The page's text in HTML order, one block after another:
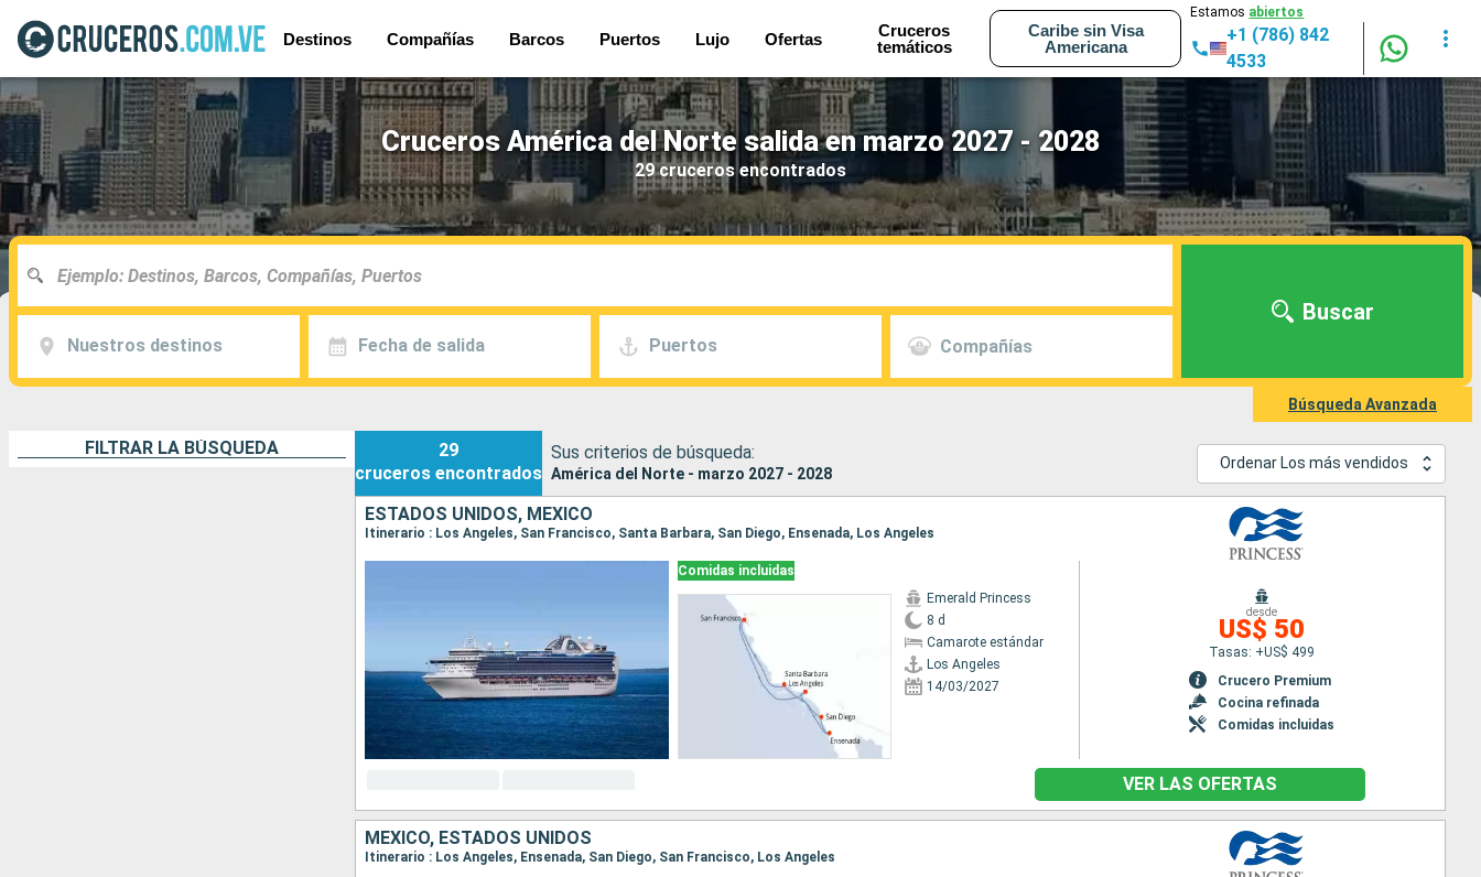
Destinos Compañías Barcos Puertos Lujo Ofertas
Cruceros
temáticos
Caribe sin Visa
Americana
Estamos abiertos
+1 (786) 842
4533
Cruceros América del Norte salida en marzo 2027 - 2028
29 cruceros encontrados
Nuestros destinos Fecha de salida Puertos Compañías
Buscar
Búsqueda Avanzada
FILTRAR LA BÚSQUEDA
29
cruceros encontrados
Sus criterios de búsqueda:
América del Norte - marzo 2027 - 2028
Ordenar Los más vendidos
ESTADOS UNIDOS, MÉXICO
Itinerario : Los Angeles, San Francisco, Santa Barbara, San Diego, Ensenada, Los Angeles
Comidas incluidas
Emerald Princess
8 d
Camarote estándar
Los Angeles
14/03/2027
desde
US$ 50
Tasas: +US$ 499
Crucero Premium
Cocina refinada
Comidas incluidas
VER LAS OFERTAS
MÉXICO, ESTADOS UNIDOS
Itinerario : Los Angeles, Ensenada, San Diego, San Francisco, Los Angeles